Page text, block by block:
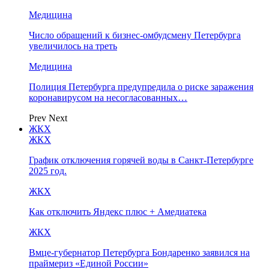
Медицина
Число обращений к бизнес-омбудсмену Петербурга
увеличилось на треть
Медицина
Полиция Петербурга предупредила о риске заражения
коронавирусом на несогласованных…
Prev Next
ЖКХ
ЖКХ
График отключения горячей воды в Санкт-Петербурге
2025 год.
ЖКХ
Как отключить Яндекс плюс + Амедиатека
ЖКХ
Вмце-губернатор Петербурга Бондаренко заявился на
праймериз «Единой России»